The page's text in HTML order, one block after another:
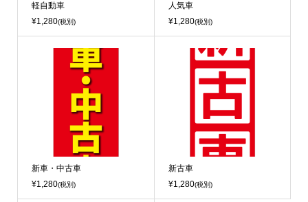
軽自動車
¥1,280(税別)
人気車
¥1,280(税別)
新車・中古車
¥1,280(税別)
新古車
¥1,280(税別)